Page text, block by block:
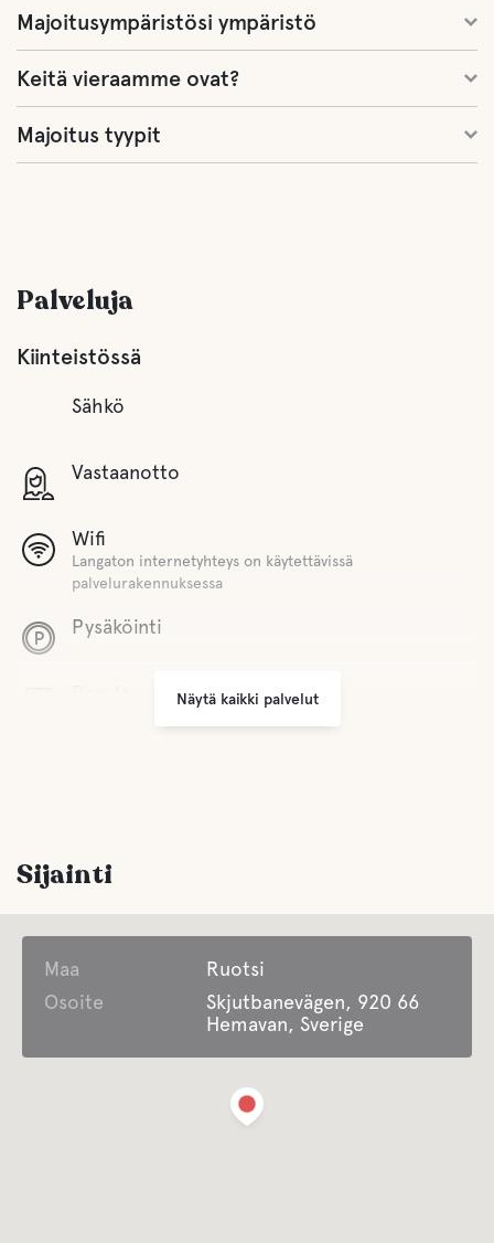
Majoitusympäristösi ympäristö
Keitä vieraamme ovat?
Majoitus tyypit
Palveluja
Kiinteistössä
Sähkö
Vastaanotto
Wifi
Langaton internetyhteys on käytettävissä
palvelurakennuksessa
Pysäköinti
Näytä kaikki palvelut
Sijainti
Maa
Ruotsi
Osoite
Skjutbanevägen, 920 66
Hemavan, Sverige